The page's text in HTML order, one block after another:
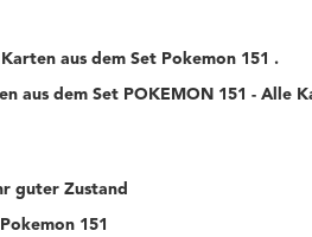
aus dem Set Pokemon 151 .
aus dem Set POKEMON 151 - Alle
guter Zustand
151